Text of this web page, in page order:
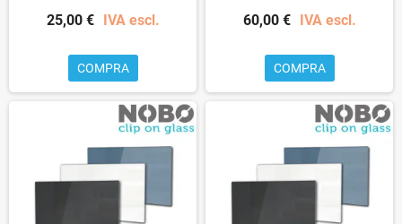
25,00 € IVA escl.
COMPRA
60,00 € IVA escl.
COMPRA